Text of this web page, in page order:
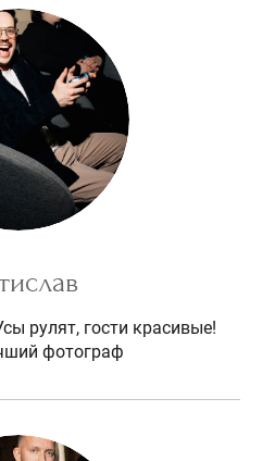
рулят, гости красивые!
фотограф